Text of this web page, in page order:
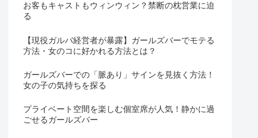
お客もキャストもウィンウィン？禁断の枕営業に迫
る
【現役ガルバ経営者が暴露】ガールズバーでモテる
方法・女のコに好かれる方法とは？
ガールズバーでの「脈あり」サインを見抜く方法！
女の子の気持ちを探る
プライベート空間を楽しむ個室席が人気！静かに過
ごせるガールズバー